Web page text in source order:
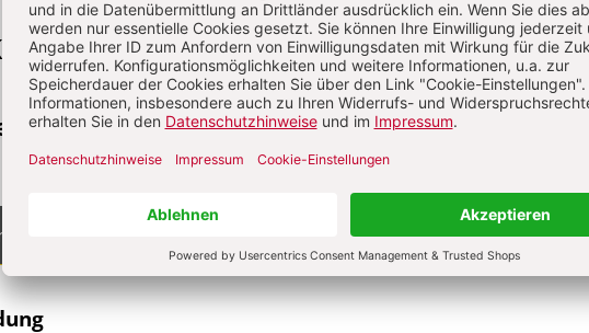
uns über Ihren Kommentar
kommentieren Als Gast kommentieren